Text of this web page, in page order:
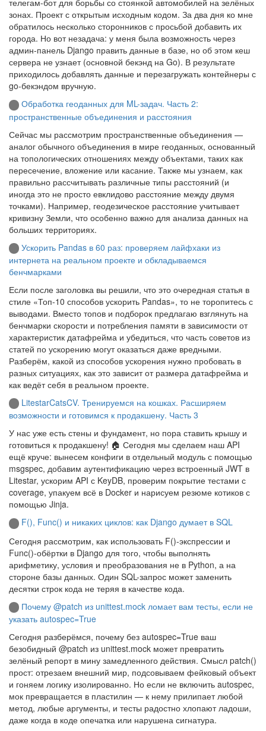
телегам-бот для борьбы со стоянкой автомобилей на зелёных
зонах. Проект с открытым исходным кодом. За два дня ко мне
обратилось несколько сторонников с просьбой добавить их
города. Но вот незадача: у меня была возможность через
админ-панель Django править данные в базе, но об этом кеш
сервера не узнает (основной бекэнд на Go). В результате
приходилось добавлять данные и перезагружать контейнеры с
go-бекэндом вручную.
Обработка геоданных для ML-задач. Часть 2:
пространственные объединения и расстояния
Сейчас мы рассмотрим пространственные объединения —
аналог обычного объединения в мире геоданных, основанный
на топологических отношениях между объектами, таких как
пересечение, вложение или касание. Также мы узнаем, как
правильно рассчитывать различные типы расстояний (и
иногда это не просто евклидово расстояние между двумя
точками). Например, геодезическое расстояние учитывает
кривизну Земли, что особенно важно для анализа данных на
больших территориях.
Ускорить Pandas в 60 раз: проверяем лайфхаки из
интернета на реальном проекте и обкладываемся
бенчмарками
Если после заголовка вы решили, что это очередная статья в
стиле «Топ-10 способов ускорить Pandas», то не торопитесь с
выводами. Вместо топов и подборок предлагаю взглянуть на
бенчмарки скорости и потребления памяти в зависимости от
характеристик датафрейма и убедиться, что часть советов из
статей по ускорению могут оказаться даже вредными.
Разберём, какой из способов ускорения нужно пробовать в
разных ситуациях, как это зависит от размера датафрейма и
как ведёт себя в реальном проекте.
LitestarCatsCV. Тренируемся на кошках. Расширяем
возможности и готовимся к продакшену. Часть 3
У нас уже есть стены и фундамент, но пора ставить крышу и
готовиться к продакшену! 🏠 Сегодня мы сделаем наш API
ещё круче: вынесем конфиги в отдельный модуль с помощью
msgspec, добавим аутентификацию через встроенный JWT в
Litestar, ускорим API с KeyDB, проверим покрытие тестами с
coverage, упакуем всё в Docker и нарисуем резюме котиков с
помощью Jinja.
F(), Func() и никаких циклов: как Django думает в SQL
Сегодня рассмотрим, как использовать F()-экспрессии и
Func()-обёртки в Django для того, чтобы выполнять
арифметику, условия и преобразования не в Python, а на
стороне базы данных. Один SQL-запрос может заменить
десятки строк кода не теряя в качестве кода.
Почему @patch из unittest.mock ломает вам тесты, если не
указать autospec=True
Сегодня разберёмся, почему без autospec=True ваш
безобидный @patch из unittest.mock может превратить
зелёный репорт в мину замедленного действия. Смысл patch()
прост: отрезаем внешний мир, подсовываем фейковый объект
и гоняем логику изолированно. Но если не включить autospec,
мок превращается в пластилин — к нему прилипает любой
метод, любые аргументы, и тесты радостно хлопают ладоши,
даже когда в коде опечатка или нарушена сигнатура.